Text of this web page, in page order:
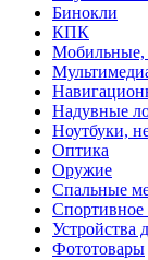
Бинокли
КПК
Мобильные,
Надувные
Ноутбуки,
Оптика
Оружие
Спальные
Спортивное
Устройства
Фототовары